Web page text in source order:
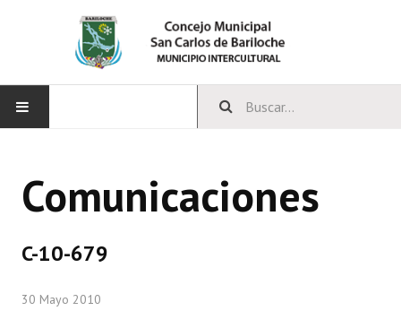
CONCEJO
Comisiones Permanentes
Comunicaciones
C-10-679
30 Mayo 2010